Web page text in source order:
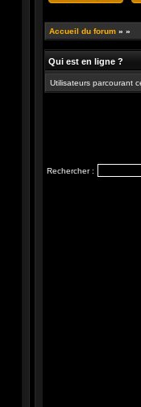
Accueil du forum » »
Qui est en ligne ?
Utilisateurs parcourant
Rechercher :